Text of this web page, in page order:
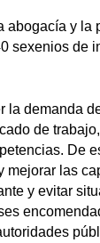
abogacía y la
sexenios de
la demanda
de
De
mejorar las
y evitar